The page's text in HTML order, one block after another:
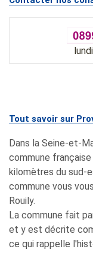
Tout savoir sur
Dans la Seine-et-
commune
kilomètres du sud-
commune vous
Rouily.
La commune fait
et y est décrite
ce qui rappelle